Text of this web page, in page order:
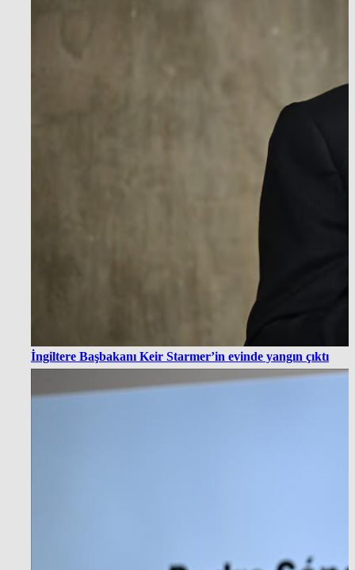
İngiltere Başbakanı Keir Starmer’in evinde yangın çıktı